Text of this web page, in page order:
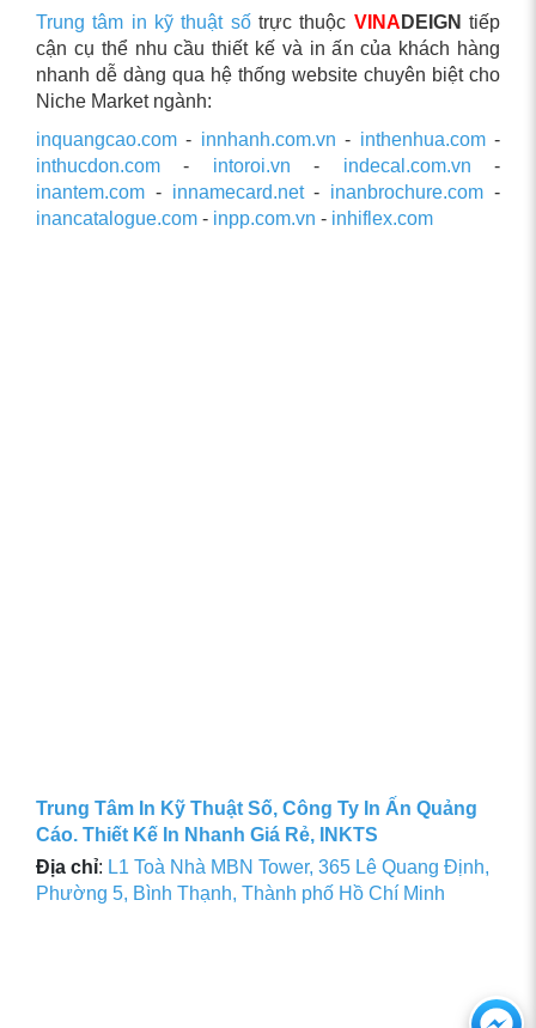
Trung tâm in kỹ thuật sốtrực thuộc VINA DEIGN tiếp
cận cụ thể nhu cầu thiết kế và in ấn của khách hàng
nhanh dễ dàng qua hệ thống website chuyên biệt cho
Niche Market ngành:
inquangcao.com - innhanh.com.vn - inthenhua.com-
inthucdon.com - intoroi.vn - indecal.com.vn -
inantem.com - innamecard.net- inanbrochure.com -
inancatalogue.com - inpp.com.vn - inhiflex.com
Trung Tâm In Kỹ Thuật Số, Công Ty In Ấn Quảng
Cáo. Thiết Kế In Nhanh Giá Rẻ, INKTS
Địa chỉ: L1 Toà Nhà MBN Tower, 365 Lê Quang Định,
Phường 5, Bình Thạnh, Thành phố Hồ Chí Minh